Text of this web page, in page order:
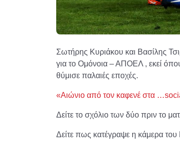
Σωτήρης Κυριάκου και Βασίλης
για το Ομόνοια – ΑΠΟΕΛ , εκεί
θύμισε παλαιές εποχές.
«Αιώνιο από τον καφενέ στα
Δείτε το σχόλιο των δύο πριν το
Δείτε πως κατέγραψε η κάμερα του